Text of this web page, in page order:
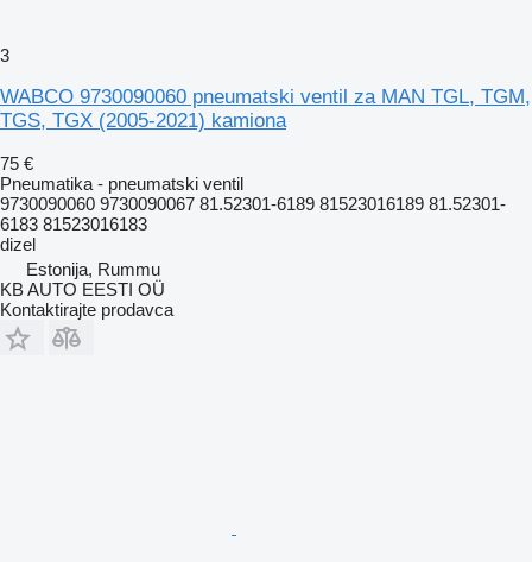
3
WABCO 9730090060 pneumatski ventil za MAN TGL, TGM,
TGS, TGX (2005-2021) kamiona
75 €
Pneumatika - pneumatski ventil
9730090060 9730090067 81.52301-6189 81523016189 81.52301-
6183 81523016183
dizel
Estonija, Rummu
KB AUTO EESTI OÜ
Kontaktirajte prodavca